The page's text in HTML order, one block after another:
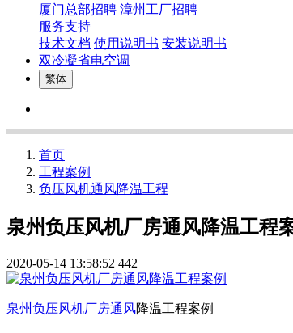
厦门总部招聘 漳州工厂招聘
服务支持
技术文档 使用说明书 安装说明书
双冷凝省电空调
繁体
首页
工程案例
负压风机通风降温工程
泉州负压风机厂房通风降温工程
2020-05-14 13:58:52 442
泉州负压风机厂房通风降温工程案例